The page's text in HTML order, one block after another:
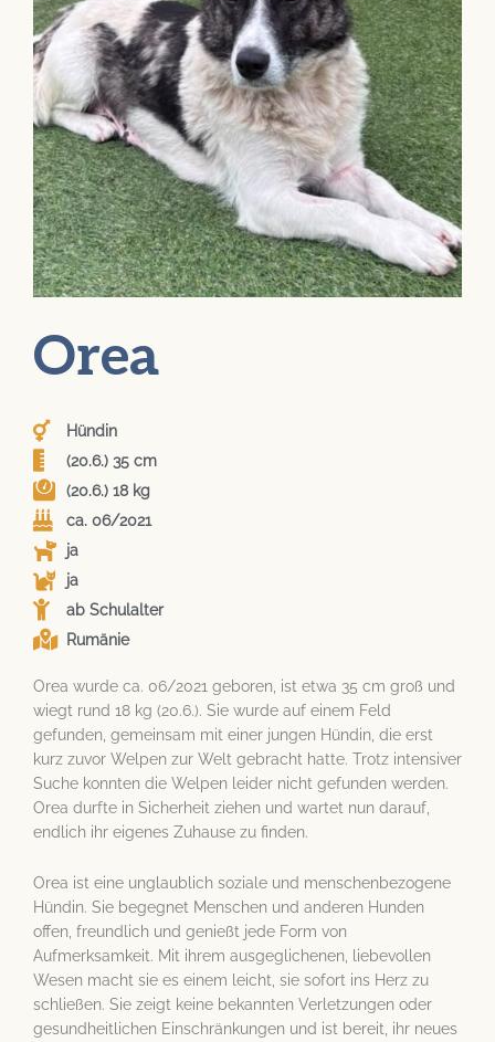
Orea
Hündin
(20.6.) 35 cm
(20.6.) 18 kg
ca. 06/2021
ja
ja
ab Schulalter
Rumänie
Orea wurde ca. 06/2021 geboren, ist etwa 35 cm groß und
wiegt rund 18 kg (20.6.). Sie wurde auf einem Feld
gefunden, gemeinsam mit einer jungen Hündin, die erst
kurz zuvor Welpen zur Welt gebracht hatte. Trotz intensiver
Suche konnten die Welpen leider nicht gefunden werden.
Orea durfte in Sicherheit ziehen und wartet nun darauf,
endlich ihr eigenes Zuhause zu finden.
Orea ist eine unglaublich soziale und menschenbezogene
Hündin. Sie begegnet Menschen und anderen Hunden
offen, freundlich und genießt jede Form von
Aufmerksamkeit. Mit ihrem ausgeglichenen, liebevollen
Wesen macht sie es einem leicht, sie sofort ins Herz zu
schließen. Sie zeigt keine bekannten Verletzungen oder
gesundheitlichen Einschränkungen und ist bereit, ihr neues